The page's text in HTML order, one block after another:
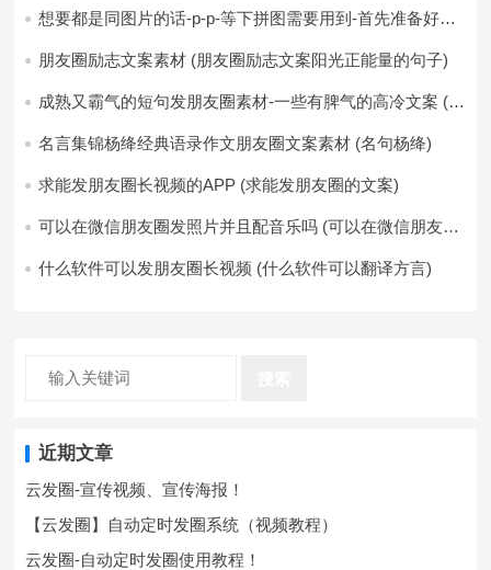
想要都是同图片的话-p-p-等下拼图需要用到-首先准备好最
片-如果想要图片都不同得话-1-p-可以准备好45张的不同图
朋友圈励志文案素材 (朋友圈励志文案阳光正能量的句子)
成熟又霸气的短句发朋友圈素材-一些有脾气的高冷文案 (成
名言集锦杨绛经典语录作文朋友圈文案素材 (名句杨绛)
求能发朋友圈长视频的APP (求能发朋友圈的文案)
可以在微信朋友圈发照片并且配音乐吗 (可以在微信朋友圈
什么软件可以发朋友圈长视频 (什么软件可以翻译方言)
近期文章
云发圈-宣传视频、宣传海报！
【云发圈】自动定时发圈系统（视频教程）
云发圈-自动定时发圈使用教程！